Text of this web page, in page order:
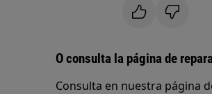
O consulta la página de
Consulta en nuestra página